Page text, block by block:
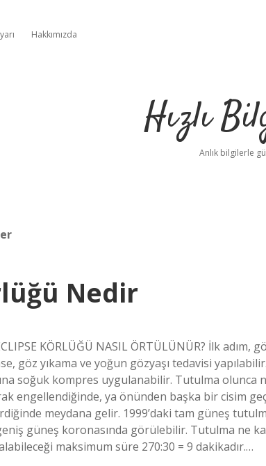
Hakkımızda
Hızlı
Anlık bilgilerle
Nedir
KÖRLÜĞÜ NASIL ÖRTÜLÜNÜR? İlk adım,
göz yıkama ve yoğun gözyaşı tedavisi
soğuk kompres uygulanabilir. Tutulma olunca
engellendiğinde, ya önünden başka bir cisim
meydana gelir. 1999’daki tam güneş
güneş koronasında görülebilir. Tutulma ne
maksimum süre 270:30 = 9 dakikadır.…